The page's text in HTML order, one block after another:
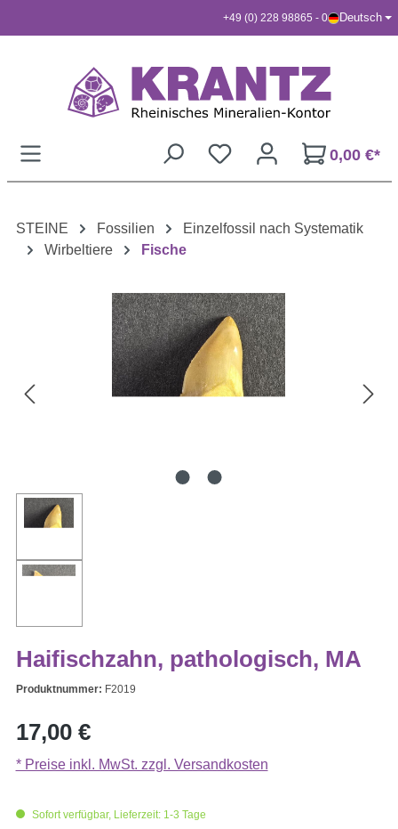
+49 (0) 228 98865 - 0 Deutsch
0,00 €*
STEINE Fossilien
Einzelfossil nach Systematik
Wirbeltiere
Fische
Haifischzahn, pathologisch, MA
Produktnummer: F2019
Regulärer Preis:
17,00 €
* Preise inkl. MwSt. zzgl. Versandkosten
Sofort verfügbar, Lieferzeit: 1-3 Tage